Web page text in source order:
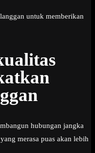
untuk memberikan
hubungan jangka
merasa puas akan lebih